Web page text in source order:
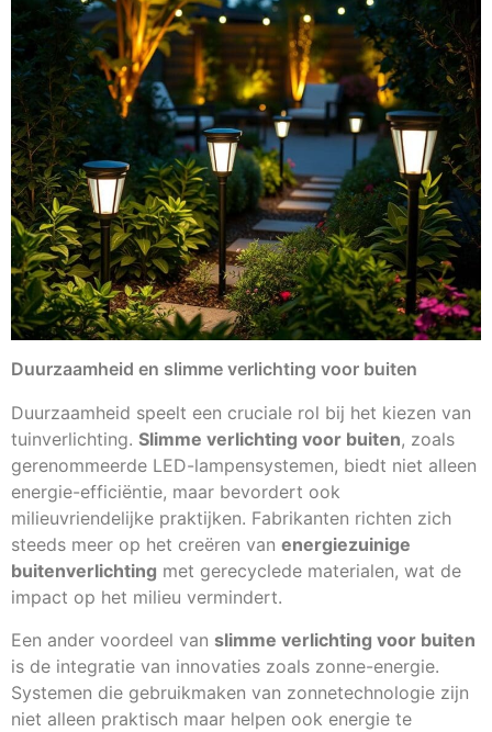
Duurzaamheid en slimme verlichting voor buiten
Duurzaamheid speelt een cruciale rol bij het kiezen van
tuinverlichting. Slimme verlichting voor buiten, zoals
gerenommeerde LED-lampensystemen, biedt niet alleen
energie-efficiëntie, maar bevordert ook
milieuvriendelijke praktijken. Fabrikanten richten zich
steeds meer op het creëren van energiezuinige
buitenverlichting met gerecyclede materialen, wat de
impact op het milieu vermindert.
Een ander voordeel van slimme verlichting voor buiten
is de integratie van innovaties zoals zonne-energie.
Systemen die gebruikmaken van zonnetechnologie zijn
niet alleen praktisch maar helpen ook energie te